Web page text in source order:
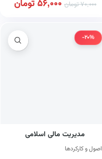
70,000تومان 56,000 تومان
-20%
مدیریت مالی اسلامی
اصول و کارکردها